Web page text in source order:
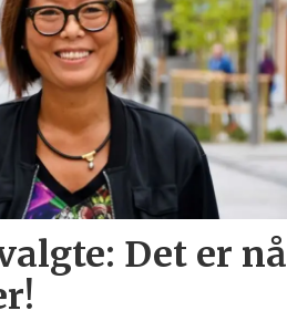
Det er nå